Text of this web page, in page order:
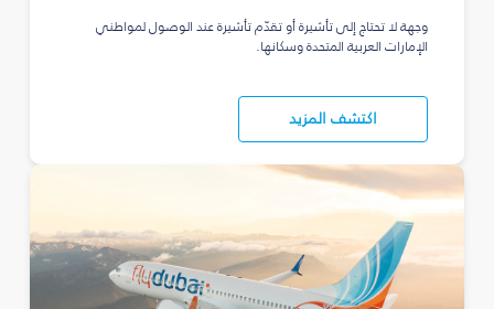
وجهة لا تحتاج إلى تأشيرة أو تقدّم تأشيرة عند الوصول لمواطني
الإمارات العربية المتحدة وسكانها.
اكتشف المزيد